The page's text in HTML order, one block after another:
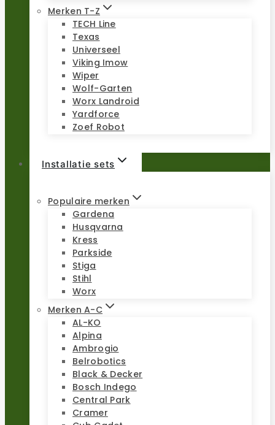
Merken T-Z
TECH Line
Texas
Universeel
Viking Imow
Wiper
Wolf-Garten
Worx Landroid
Yardforce
Zoef Robot
Installatie sets
Populaire merken
Gardena
Husqvarna
Kress
Parkside
Stiga
Stihl
Worx
Merken A-C
AL-KO
Alpina
Ambrogio
Belrobotics
Black & Decker
Bosch Indego
Central Park
Cramer